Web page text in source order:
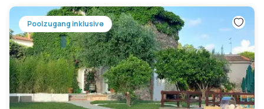
Poolzugang inklusive